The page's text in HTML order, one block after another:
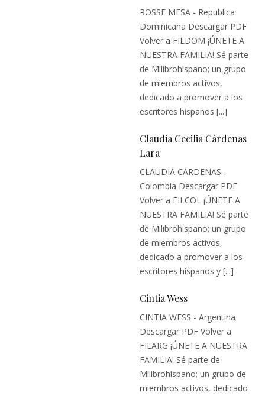
ROSSE MESA - Republica
Dominicana Descargar PDF
Volver a FILDOM ¡ÚNETE A
NUESTRA FAMILIA! Sé parte
de Milibrohispano; un grupo
de miembros activos,
dedicado a promover a los
escritores hispanos [...]
Claudia Cecilia Cárdenas
Lara
CLAUDIA CARDENAS -
Colombia Descargar PDF
Volver a FILCOL ¡ÚNETE A
NUESTRA FAMILIA! Sé parte
de Milibrohispano; un grupo
de miembros activos,
dedicado a promover a los
escritores hispanos y [...]
Cintia Wess
CINTIA WESS - Argentina
Descargar PDF Volver a
FILARG ¡ÚNETE A NUESTRA
FAMILIA! Sé parte de
Milibrohispano; un grupo de
miembros activos, dedicado